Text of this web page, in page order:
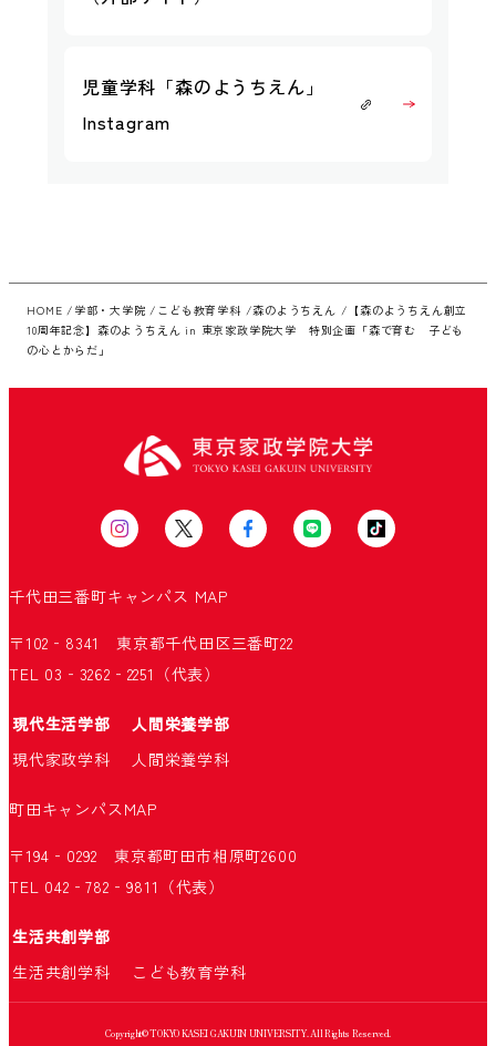
児童学科「森のようちえん」
Instagram
HOME 学部・大学院 こども教育学科 森のようちえん
【森のようちえん創立
10周年記念】森のようちえん in 東京家政学院大学 特別企画「森で育む 子ども
の心とからだ」
千代田三番町キャンパス MAP
〒102‐8341 東京都千代田区三番町22
TEL 03‐3262‐2251（代表）
現代生活学部
人間栄養学部
現代家政学科
人間栄養学科
町田キャンパスMAP
〒194‐0292 東京都町田市相原町2600
TEL 042‐782‐9811（代表）
生活共創学部
生活共創学科
こども教育学科
Copyright© TOKYO KASEI GAKUIN UNIVERSITY. All Rights Reserved.